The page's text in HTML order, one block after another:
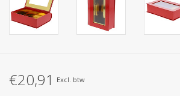
€20,91 Excl. btw